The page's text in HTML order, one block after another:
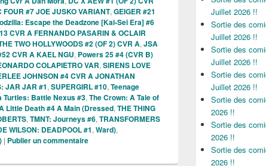
FOUR #7 JOE JUSKO VARIANT, GEIGER #21
Escape the Deadzone [Kai-Sei Era] #6
CVR A FERNANDO PASARIN & OCLAIR
TWO HOLLYWOODS #2 (OF 2) CVR A, JSA
CVR A KAEL NGU, Powers 25 #4 (CVR B)
COLAPIETRO VAR, SIRENS LOVE
JOHNSON #4 CVR A JONATHAN
JAR JAR #1, SUPERGIRL #10, Teenage
Turtles: Battle Nexus #3, The Crown: A Tale of
Little Death #4 A Main (Dressed, THE THING
, TMNT: Journeys #6, TRANSFORMERS
WILSON: DEADPOOL #1, Ward),
| Publier un commentaire
Juillet 2026 !!
Sortie des
Juillet 2026 !!
Sortie des
Juillet 2026 !!
Sortie des
Juillet 2026 !!
Sortie des
2026 !!
Sortie des
2026 !!
Sortie des
2026 !!